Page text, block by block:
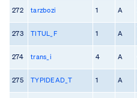
272 tarzbozi 1 A
273 TITUL_F 1 A
274 trans_i 4 A
275 TYPIDEAD_T 1 A